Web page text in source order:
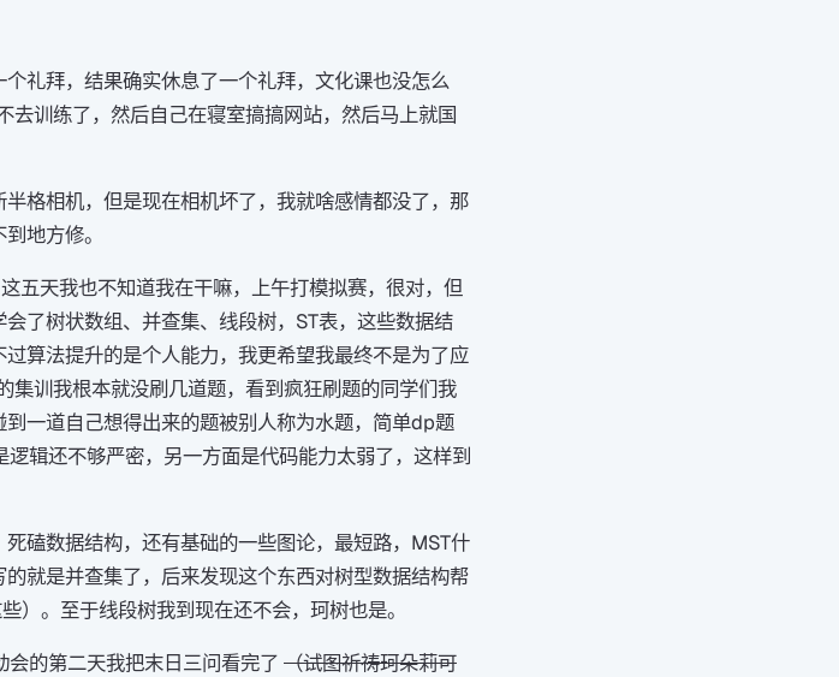
礼拜，结果确实休息了一个礼拜，文化课也没怎么
训练了，然后自己在寝室搞搞网站，然后马上就国
格相机，但是现在相机坏了，我就啥感情都没了，那
地方修。
五天我也不知道我在干嘛，上午打模拟赛，很对，但
了树状数组、并查集、线段树，ST表，这些数据结
算法提升的是个人能力，我更希望我最终不是为了应
训我根本就没刷几道题，看到疯狂刷题的同学们我
一道自己想得出来的题被别人称为水题，简单dp题
辑还不够严密，另一方面是代码能力太弱了，这样到
磕数据结构，还有基础的一些图论，最短路，MST什
就是并查集了，后来发现这个东西对树型数据结构帮
）。至于线段树我到现在还不会，珂树也是。
的第二天我把末日三问看完了 （试图祈祷珂朵莉可